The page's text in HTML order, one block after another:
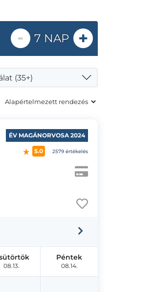
- 7 NAP +
(35+)
ÉV MAGÁNORVOSA 2024
5.0 2579 értékelés
08.13.
Péntek
08.14.